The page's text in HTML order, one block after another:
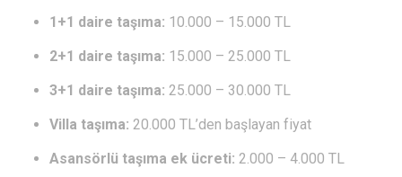
1+1 daire taşıma: 10.000 – 15.000 TL
2+1 daire taşıma: 15.000 – 25.000 TL
3+1 daire taşıma: 25.000 – 30.000 TL
Villa taşıma: 20.000 TL’den başlayan fiyat
Asansörlü taşıma ek ücreti: 2.000 – 4.000 TL